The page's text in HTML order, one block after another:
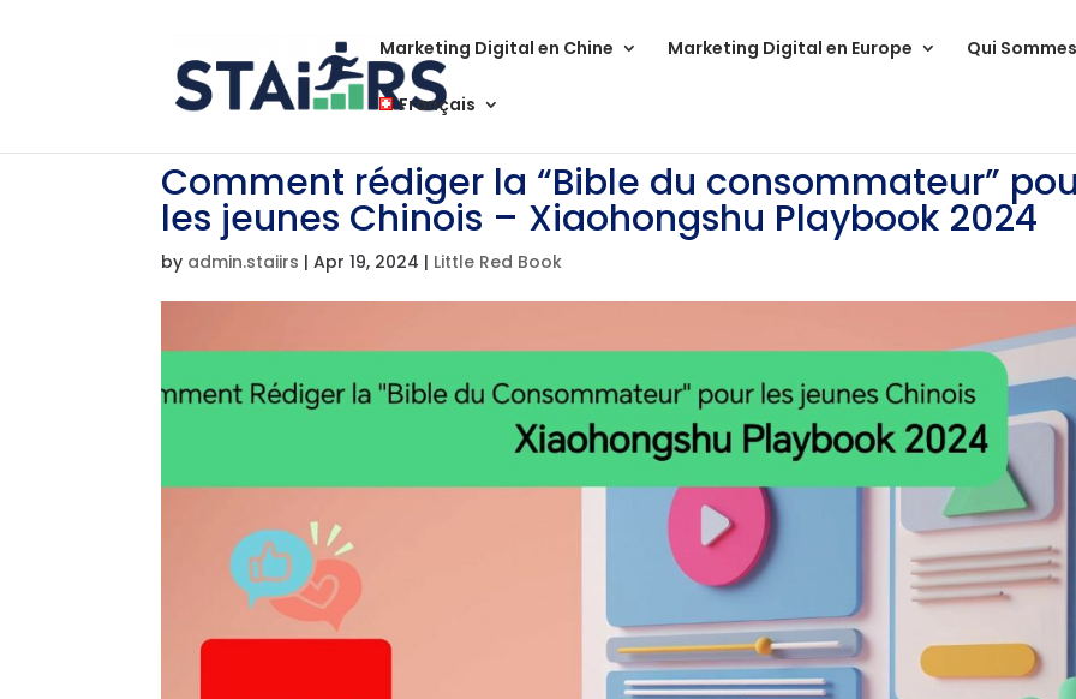
Marketing Digital en Chine Marketing Digital en Europe Qui
Français
Comment rédiger la “Bible du consommateur”
les jeunes Chinois – Xiaohongshu Playbook 2024
by admin.staiirs |Apr 19, 2024 | Little Red Book